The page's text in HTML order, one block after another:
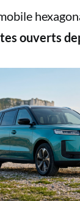
ouverts